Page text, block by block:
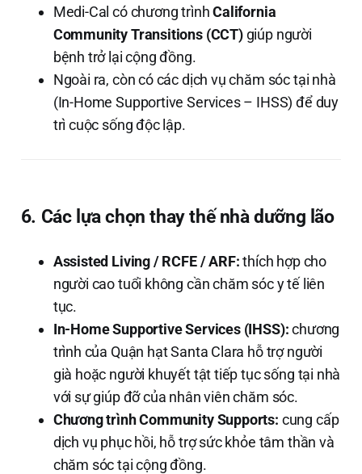
Medi-Cal có chương trìnhCalifornia
Community Transitions (CCT)giúp người
bệnh trở lại cộng đồng.
Ngoài ra, còn có các dịch vụ chăm sóc tại nhà
(In-Home Supportive Services – IHSS) để duy
trì cuộc sống độc lập.
6. Các lựa chọn thay thế nhà dưỡng lão
Assisted Living / RCFE / ARF:thích hợp cho
người cao tuổi không cần chăm sóc y tế liên
tục.
In-Home Supportive Services (IHSS):chương
trình của Quận hạt Santa Clara hỗ trợ người
già hoặc người khuyết tật tiếp tục sống tại nhà
với sự giúp đỡ của nhân viên chăm sóc.
Chương trình Community Supports: cung cấp
dịch vụ phục hồi, hỗ trợ sức khỏe tâm thần và
chăm sóc tại cộng đồng.